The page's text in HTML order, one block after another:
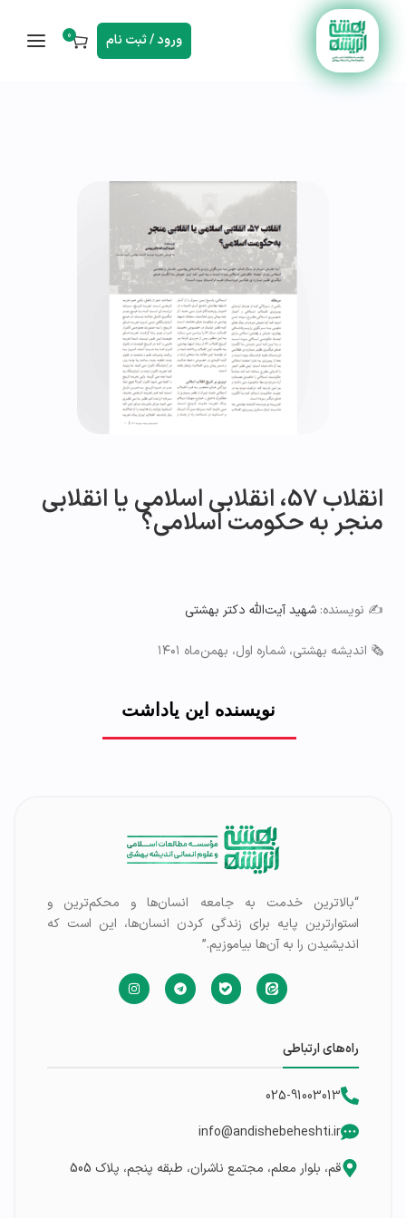
ورود / ثبت نام 0
انقلاب 57، انقلابی اسلامی یا انقلابی
منجر به حکومت اسلامی؟
✍️ نویسنده: شهید آیت‌الله دکتر بهشتی
🗞 اندیشه بهشتی، شماره اول، بهمن‌ماه ۱۴۰۱
نویسنده این یاداشت
“بالاترین خدمت به جامعه انسان‌ها و محکم‌ترین و
استوارترین پایه برای زندگی کردن انسان‌ها، این است که
اندیشیدن را به آن‌ها بیاموزیم.”
راه‌های ارتباطی
025-91003013
info@andishebeheshti.ir
قم، بلوار معلم، مجتمع ناشران، طبقه پنجم، پلاک 505